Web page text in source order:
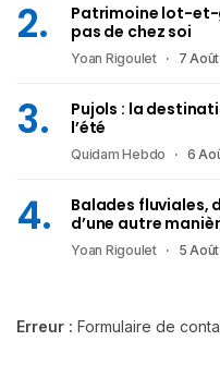
Patrimoine lot-et-
pas de chez soi
Yoan Rigoulet 7
Pujols : la
l’été
Quidam Hebdo 6
Balades fluviales,
d’une autre
Yoan Rigoulet 5
Erreur : Formulaire de